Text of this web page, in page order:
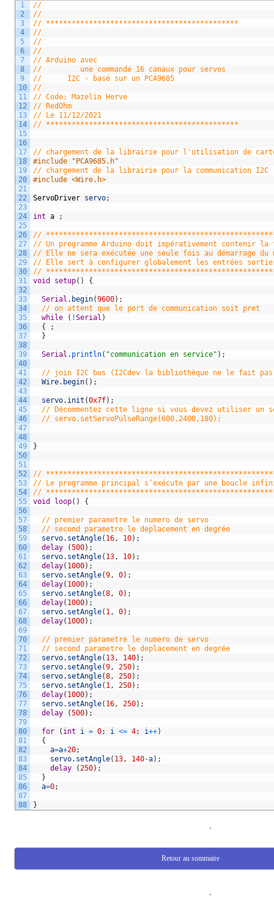
1
2
3
4
5
6
7
8
9
10
11
12
13
14
15
16
17
18
19
20
21
22
23
24
25
26
27
28
29
30
31
32
33
34
35
36
37
38
39
40
41
42
43
44
45
46
47
48
49
50
51
52
53
54
55
56
57
58
59
60
61
62
63
64
65
66
67
68
69
70
71
72
73
74
75
76
77
78
79
80
81
82
83
84
85
86
87
88
//
//
// *********************************************
//
//
//
// Arduino avec
//         une commande 16 canaux pour servos
//      I2C - basé sur un PCA9685
//
// Code: Mazelin Herve
// RedOhm
// Le 11/12/2021
// *********************************************
// chargement de la librairie pour l'utilisation de
#include "PCA9685.h"
// chargement de la librairie pour la communication I2C
#include <Wire.h>
ServoDriver servo;
int a ;
//
// Un programme Arduino doit impérativement contenir
// Elle ne sera exécutée une seule fois au démarrage du
// Elle sert à configurer globalement les entrées
//
void
setup( ) {
Serial . begin(9600) ;
// on attent que le port de communication soit pret
while
( !Serial )
{
;
}
Serial . println( "communication en service" ) ;
// join I2C bus (I2Cdev la bibliothèque ne le fait pas
Wire. begin( ) ;
servo. init (0x7f) ;
// Décommentez cette ligne si vous devez utiliser un
// servo.setServoPulseRange(600,2400,180);
}
//
// Le programme principal s’exécute par une boucle
//
void
loop( ) {
// premier parametre le numero de servo
// second parametre le deplacement en degrée
servo. setAngle( 16, 10) ;
delay
(500) ;
servo. setAngle( 13, 10) ;
delay( 1000) ;
servo. setAngle(9, 0) ;
delay( 1000) ;
servo. setAngle(8, 0) ;
delay( 1000) ;
servo. setAngle( 1, 0) ;
delay( 1000) ;
// premier parametre le numero de servo
// second parametre le deplacement en degrée
servo. setAngle( 13, 140) ;
servo. setAngle(9, 250) ;
servo. setAngle(8, 250) ;
servo. setAngle( 1, 250) ;
delay( 1000) ;
servo. setAngle( 16, 250) ;
delay
(500) ;
for ( int i = 0; i <= 4; i++)
{
a=a+20;
servo. setAngle( 13, 140-a) ;
delay
(250) ;
}
a=0;
}
.
Retour au sommaire
.